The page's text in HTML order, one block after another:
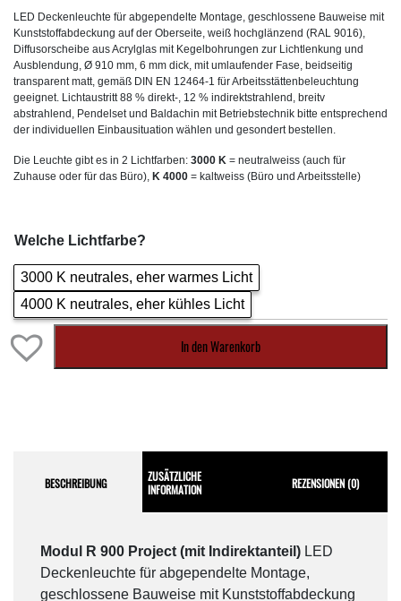
LED Deckenleuchte für abgependelte Montage, geschlossene Bauweise mit
Kunststoffabdeckung auf der Oberseite, weiß hochglänzend (RAL 9016),
Diffusorscheibe aus Acrylglas mit Kegelbohrungen zur Lichtlenkung und
Ausblendung, Ø 910 mm, 6 mm dick, mit umlaufender Fase, beidseitig
transparent matt, gemäß DIN EN 12464-1 für Arbeitsstättenbeleuchtung
geeignet. Lichtaustritt 88 % direkt-, 12 % indirektstrahlend, breitv
abstrahlend, Pendelset und Baldachin mit Betriebstechnik bitte entsprechend
der individuellen Einbausituation wählen und gesondert bestellen.
Die Leuchte gibt es in 2 Lichtfarben: 3000 K = neutralweiss (auch für
Zuhause oder für das Büro), K 4000 = kaltweiss (Büro und Arbeitsstelle)
Welche Lichtfarbe?
3000 K neutrales, eher warmes Licht
4000 K neutrales, eher kühles Licht
In den Warenkorb
BESCHREIBUNG
ZUSÄTZLICHE
INFORMATION
REZENSIONEN (0)
Modul R 900 Project (mit Indirektanteil) LED
Deckenleuchte für abgependelte Montage,
geschlossene Bauweise mit Kunststoffabdeckung